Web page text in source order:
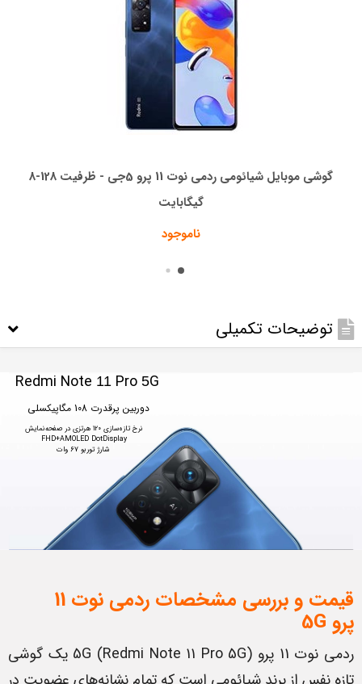
گوشی موبایل شیائومی ردمی نوت 11 پرو 5جی - ظرفیت 128-8
گیگابایت
ناموجود
توضیحات تکمیلی
Redmi Note 11 Pro5G
دوربین پرقدرت 108 مگاپیکسلی
نرخ تازه‌سازی 120 هرتزی در صفحه‌نمایش
شارژ توربو 67 وات
قیمت و بررسی مشخصات ردمی نوت 11
پرو 5G
ردمی نوت 11 پرو 5G (Redmi Note 11 Pro 5G) یک گوشی